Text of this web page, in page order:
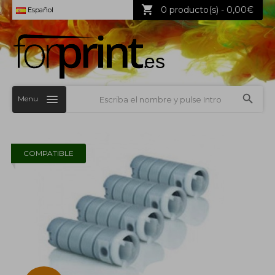
Español 0 producto(s) - 0,00€
Menu
COMPATIBLE